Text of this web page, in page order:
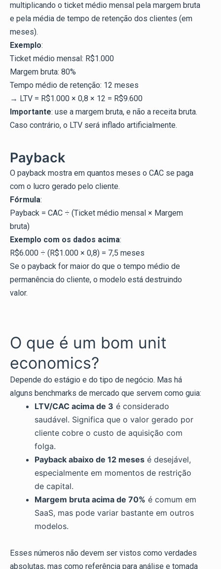
multiplicando o ticket médio mensal pela margem bruta
e pela média de tempo de retenção dos clientes (em
meses).
Exemplo:
Ticket médio mensal: R$1.000
Margem bruta: 80%
Tempo médio de retenção: 12 meses
→ LTV = R$1.000 × 0,8 × 12 = R$9.600
Importante: use a margem bruta, e não a receita bruta.
Caso contrário, o LTV será inflado artificialmente.
Payback
O payback mostra em quantos meses o CAC se paga
com o lucro gerado pelo cliente.
Fórmula:
Payback = CAC ÷ (Ticket médio mensal × Margem
bruta)
Exemplo com os dados acima:
R$6.000 ÷ (R$1.000 × 0,8) = 7,5 meses
Se o payback for maior do que o tempo médio de
permanência do cliente, o modelo está destruindo
valor.
O que é um bom unit
economics?
Depende do estágio e do tipo de negócio. Mas há
alguns benchmarks de mercado que servem como guia:
LTV/CAC acima de 3 é considerado
saudável. Significa que o valor gerado por
cliente cobre o custo de aquisição com
folga.
Payback abaixo de 12 meses é desejável,
especialmente em momentos de restrição
de capital.
Margem bruta acima de 70% é comum em
SaaS, mas pode variar bastante em outros
modelos.
Esses números não devem ser vistos como verdades
absolutas, mas como referência para análise e tomada